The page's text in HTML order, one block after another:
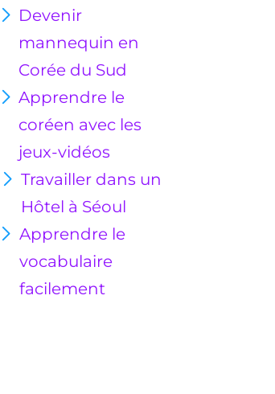
Devenir
mannequin en
Corée du Sud
Apprendre le
coréen avec les
jeux-vidéos
Travailler dans un
Hôtel à Séoul
Apprendre le
vocabulaire
facilement